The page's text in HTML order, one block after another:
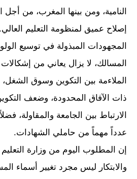
النامية، ومن بينها المغرب، من
إصلاح عميق لمنظومة التعليم
المجهودات المبذولة في توسيع
المسالك، لا يزال يعاني من
الملاءمة بين التكوين وسوق
ذات الآفاق المحدودة، وضعف
الارتباط بين الجامعة والمقاولة،
عدداً مهماً من حاملي الشهادات.
إن المطلوب اليوم من وزارة
والابتكار ليس مجرد تغيير أسماء